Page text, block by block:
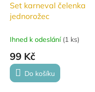
Set karneval čelenka
jednorožec
Ihned k odeslání (1 ks)
99 Kč
Do košíku